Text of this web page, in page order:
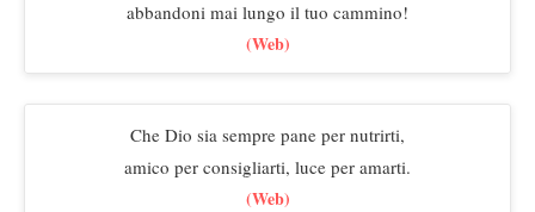
abbandoni mai lungo il tuo cammino!
(Web)
Che Dio sia sempre pane per nutrirti,
amico per consigliarti, luce per amarti.
(Web)